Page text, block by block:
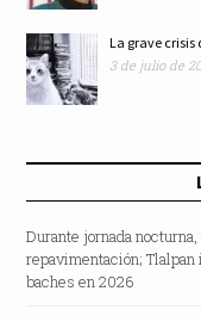
La grave crisis
3 de julio de
Durante jornada
repavimentación;
baches en 2026